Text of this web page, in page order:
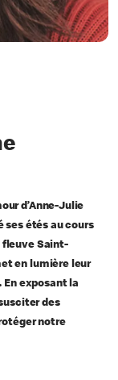
d’Anne-Julie
ses étés au cours
fleuve Saint-
en lumière leur
exposant la
des
notre